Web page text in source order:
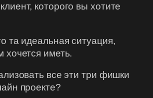
которого вы хотите
та идеальная ситуация,
хочется иметь.
все эти три фишки
проекте?